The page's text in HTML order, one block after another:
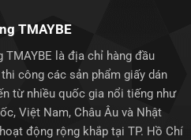
TMAYBE
TMAYBE là địa chỉ hàng đầu
công các sản phẩm giấy dán
từ nhiều quốc gia nổi tiếng như
Việt Nam, Châu Âu và Nhật
động rộng khắp tại TP. Hồ Chí